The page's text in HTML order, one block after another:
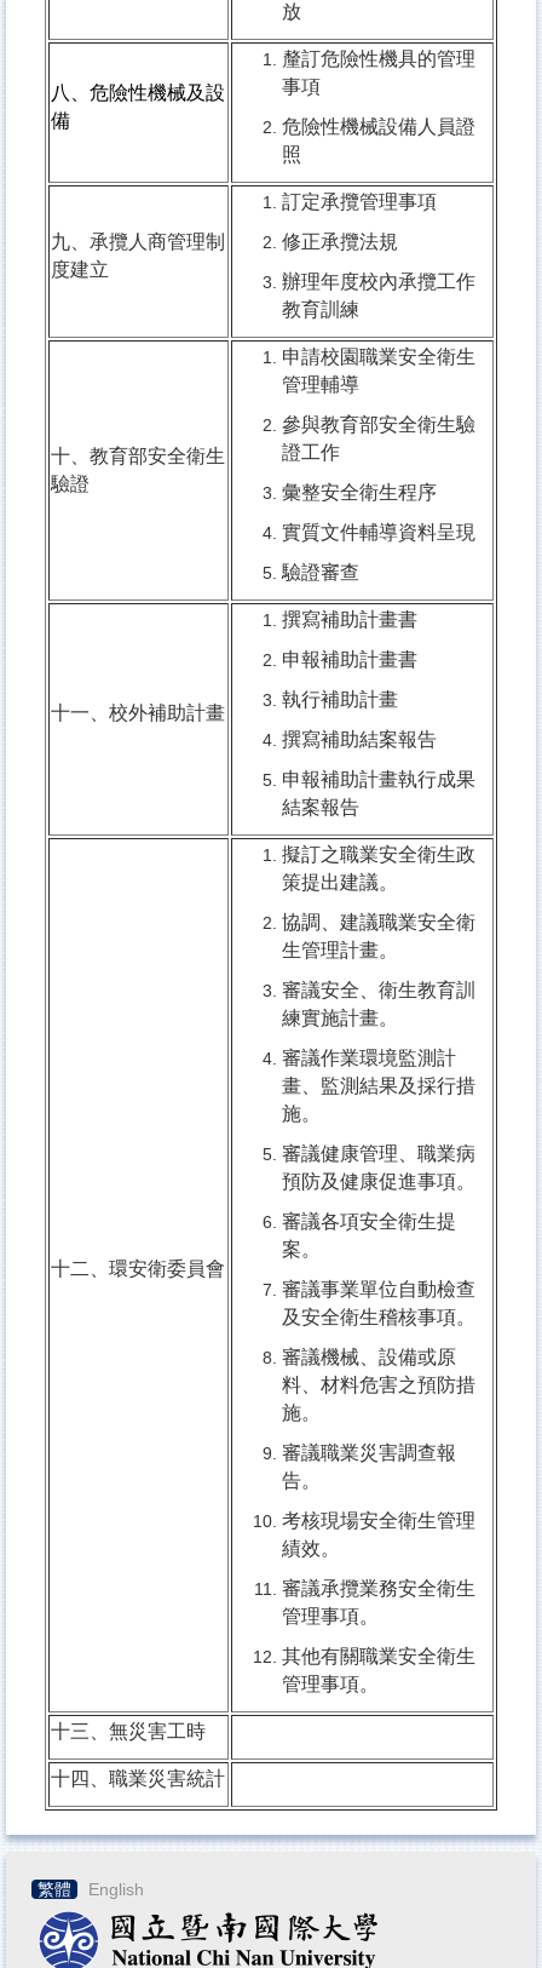
放
八、危險性機械及設
備
釐訂危險性機具的管理
事項
危險性機械設備人員證
照
九、承攬人商管理制
度建立
訂定承攬管理事項
修正承攬法規
辦理年度校內承攬工作
教育訓練
十、教育部安全衛生
驗證
申請校園職業安全衛生
管理輔導
參與教育部安全衛生驗
證工作
彙整安全衛生程序
實質文件輔導資料呈現
驗證審查
十一、校外補助計畫
撰寫補助計畫書
申報補助計畫書
執行補助計畫
撰寫補助結案報告
申報補助計畫執行成果
結案報告
十二、環安衛委員會
擬訂之職業安全衛生政
策提出建議。
協調、建議職業安全衛
生管理計畫。
審議安全、衛生教育訓
練實施計畫。
審議作業環境監測計
畫、監測結果及採行措
施。
審議健康管理、職業病
預防及健康促進事項。
審議各項安全衛生提
案。
審議事業單位自動檢查
及安全衛生稽核事項。
審議機械、設備或原
料、材料危害之預防措
施。
審議職業災害調查報
告。
考核現場安全衛生管理
績效。
審議承攬業務安全衛生
管理事項。
其他有關職業安全衛生
管理事項。
十三、無災害工時
十四、職業災害統計
繁體 English